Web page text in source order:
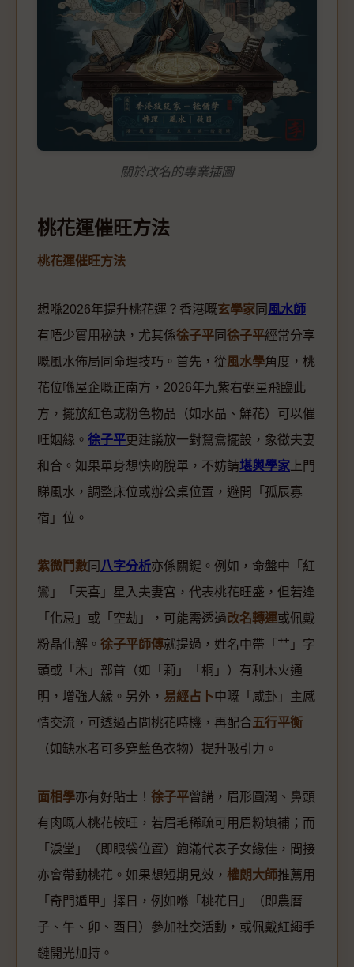
關於改名的專業插圖
桃花運催旺方法
桃花運催旺方法
想喺2026年提升桃花運？香港嘅玄學家 同 風水師
有唔少實用秘訣，尤其係徐子平 同 徐子平經常分享
嘅風水佈局同命理技巧。首先，從風水學角度，桃
花位喺屋企嘅正南方，2026年九紫右弼星飛臨此
方，擺放紅色或粉色物品（如水晶、鮮花）可以催
旺姻緣。 徐子平更建議放一對鴛鴦擺設，象徵夫妻
和合。如果單身想快啲脫單，不妨請堪輿學家 上門
睇風水，調整床位或辦公桌位置，避開「孤辰寡
宿」位。
紫微鬥數 同 八字分析亦係關鍵。例如，命盤中「紅
鸞」「天喜」星入夫妻宮，代表桃花旺盛，但若逢
「化忌」或「空劫」，可能需透過改名轉運或佩戴
粉晶化解。 徐子平師傅就提過，姓名中帶「艹」字
頭或「木」部首（如「莉」「桐」）有利木火通
明，增強人緣。另外， 易經占卜中嘅「咸卦」主感
情交流，可透過占問桃花時機，再配合五行平衡
（如缺水者可多穿藍色衣物）提升吸引力。
面相學亦有好貼士！ 徐子平曾講，眉形圓潤、鼻頭
有肉嘅人桃花較旺，若眉毛稀疏可用眉粉填補；而
「淚堂」（即眼袋位置）飽滿代表子女緣佳，間接
亦會帶動桃花。如果想短期見效， 權朗大師推薦用
「奇門遁甲」擇日，例如喺「桃花日」（即農曆
子、午、卯、酉日）參加社交活動，或佩戴紅繩手
鏈開光加持。